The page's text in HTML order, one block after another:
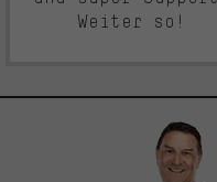
Weiter so!